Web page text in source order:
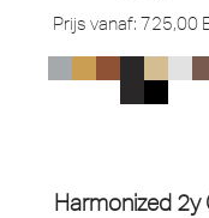
Prijs vanaf: 725,00
Harmonized 2y